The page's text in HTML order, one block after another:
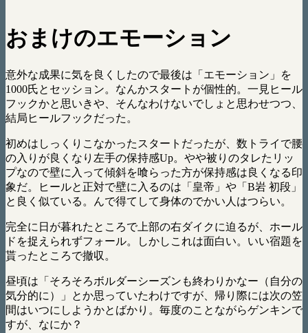
おまけのエモーション
意外な成果に気を良くしたので最後は「エモーション」を
1000氏とセッション。なんかスタートが個性的。一見ヒール
フックかと思いきや、そんなわけないでしょと思わせつつ、
結局ヒールフックだった。
初めはしっくりこなかったスタートだったが、数トライで腰
の入りが良くなり左手の保持感Up。やや被りのタレたリッ
プなので壁に入って傾斜を喰らった方が保持感は良くなる印
象だ。ヒールと正対で壁に入るのは「皇帝」や「B岩 初段」
と良く似ている。んで得てして身体のでかい人はつらい。
完全に日が暮れたところで上部の右ダイクに迫るが、ホール
ドを捉えられずフォール。しかしこれは面白い。いい宿題を
貰ったところで撤収。
昼頃は「そろそろボルダーシーズンも終わりかなー（自分の
気分的に）」とか思っていたわけですが、帰り際には次の笠
間はいつにしようかとばかり。毎度のことながらゲンキンで
すが、なにか？